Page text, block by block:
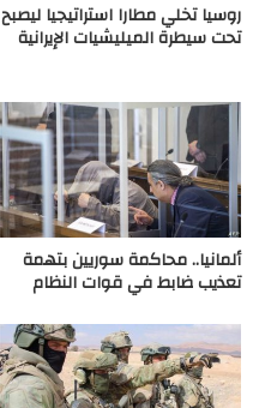
روسيا تخلي مطارا استراتيجيا ليصبح
تحت سيطرة الميليشيات الإيرانية
ألمانيا.. محاكمة سوريين بتهمة
تعذيب ضابط في قوات النظام